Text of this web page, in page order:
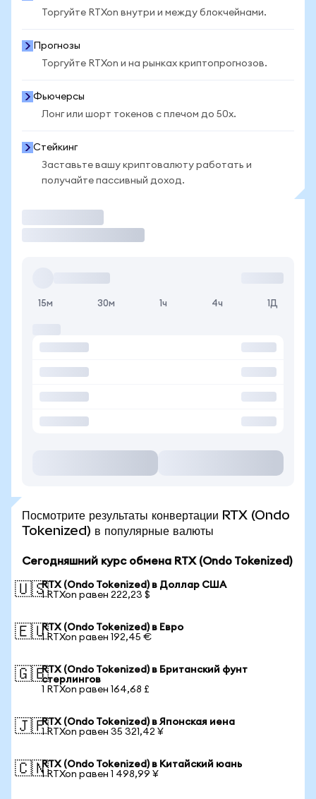
Торгуйте RTXon внутри и между блокчейнами.
Прогнозы
Торгуйте RTXon и на рынках криптопрогнозов.
Фьючерсы
Лонг или шорт токенов с плечом до 50x.
Стейкинг
Заставьте вашу криптовалюту работать и
получайте пассивный доход.
15м 30м 1ч 4ч 1Д
Посмотрите результаты конвертации RTX (Ondo
Tokenized) в популярные валюты
Сегодняшний курс обмена RTX (Ondo Tokenized)
🇺🇸RTX (Ondo Tokenized) в Доллар США
1 RTXon равен 222,23 $
🇪🇺RTX (Ondo Tokenized) в Евро
1 RTXon равен 192,45 €
🇬🇧RTX (Ondo Tokenized) в Британский фунт
стерлингов
1 RTXon равен 164,68 £
🇯🇵RTX (Ondo Tokenized) в Японская иена
1 RTXon равен 35 321,42 ¥
🇨🇳RTX (Ondo Tokenized) в Китайский юань
1 RTXon равен 1 498,99 ¥